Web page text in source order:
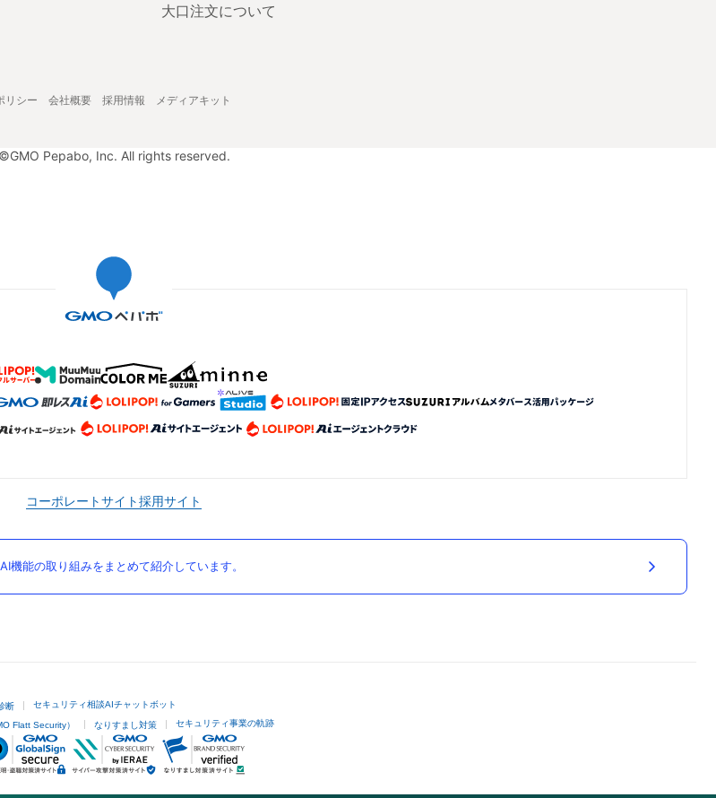
大口注文について
リシー 会社概要 採用情報 メディアキット
©GMO Pepabo, Inc. All rights reserved.
コーポレートサイト採用サイト
能の取り組みをまとめて紹介しています。
断 セキュリティ相談AIチャットボット
Flatt Security） なりすまし対策 セキュリティ事業の軌跡